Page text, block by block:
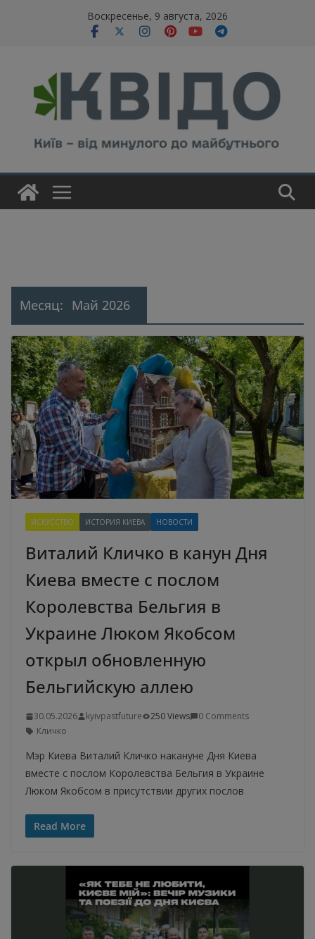
Воскресенье, 9 августа, 2026
Месяц: Май 2026
ИСКУССТВО ИСТОРИЯ КИЕВА НОВОСТИ
Виталий Кличко в канун Дня
Киева вместе с послом
Королевства Бельгия в
Украине Люком Якобсом
открыл обновленную
Бельгийскую аллею
30.05.2026 kyivpastfuture 250 Views
0 Comments
Кличко
Мэр Киева Виталий Кличко накануне Дня Киева
вместе с послом Королевства Бельгия в Украине
Люком Якобсом в присутствии других послов
Read More
modal-check